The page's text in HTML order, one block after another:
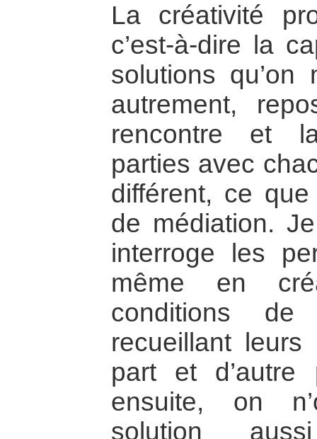
La créativité
c’est-à-dire la
solutions qu’on
autrement,
rencontre et
parties avec
différent, ce
de médiation.
interroge les
même en
conditions
recueillant
part et d’autre
ensuite, on
solution